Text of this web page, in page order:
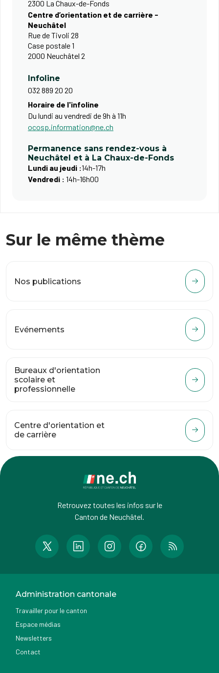
2300 La Chaux-de-Fonds
Centre d’orientation et de carrière -
Neuchâtel
Rue de Tivoli 28
Case postale 1
2000 Neuchâtel 2
Infoline
032 889 20 20
Horaire de l'infoline
Du lundi au vendredi de 9h à 11h
ocosp.information@ne.ch
Permanence sans rendez-vous à
Neuchâtel et à La Chaux-de-Fonds
Lundi au jeudi :14h-17h
Vendredi : 14h-16h00
Sur le même thème
Nos publications
Evénements
Bureaux d'orientation
scolaire et
professionnelle
Centre d'orientation et
de carrière
Retrouvez toutes les infos sur le
Canton de Neuchâtel.
Administration cantonale
Travailler pour le canton
Espace médias
Newsletters
Contact